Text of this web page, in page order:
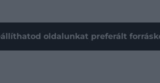
oldalunkat preferált